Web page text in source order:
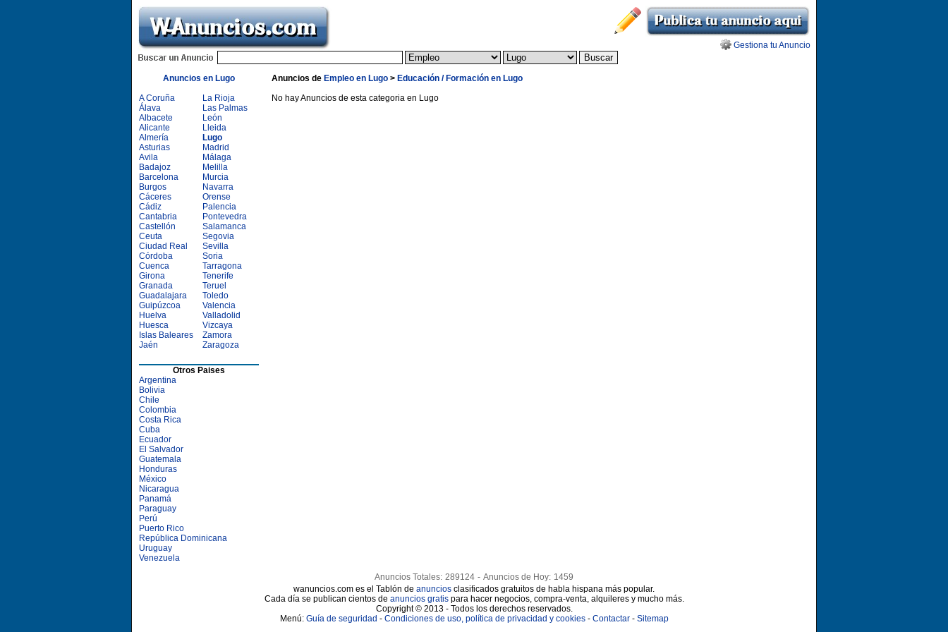
Gestiona tu Anuncio
Anuncios en Lugo
A Coruña
Álava
Albacete
Alicante
Almería
Asturias
Avila
Badajoz
Barcelona
Burgos
Cáceres
Cádiz
Cantabria
Castellón
Ceuta
Ciudad Real
Córdoba
Cuenca
Girona
Granada
Guadalajara
Guipúzcoa
Huelva
Huesca
Islas Baleares
Jaén
La Rioja
Las Palmas
León
Lleida
Lugo
Madrid
Málaga
Melilla
Murcia
Navarra
Orense
Palencia
Pontevedra
Salamanca
Segovia
Sevilla
Soria
Tarragona
Tenerife
Teruel
Toledo
Valencia
Valladolid
Vizcaya
Zamora
Zaragoza
Otros Paises
Argentina
Bolivia
Chile
Colombia
Costa Rica
Cuba
Ecuador
El Salvador
Guatemala
Honduras
México
Nicaragua
Panamá
Paraguay
Perú
Puerto Rico
República Dominicana
Uruguay
Venezuela
Anuncios de Empleo en Lugo > Educación / Formación en Lugo
No hay Anuncios de esta categoria en Lugo
Anuncios Totales: 289124 - Anuncios de Hoy: 1459
wanuncios.com es el Tablón de anuncios clasificados gratuitos de habla hispana más popular.
Cada día se publican cientos de anuncios gratispara hacer negocios, compra-venta, alquileres y mucho más.
Copyright © 2013 - Todos los derechos reservados.
Menú: Guía de seguridad - Condiciones de uso, política de privacidad y cookies- Contactar- Sitemap